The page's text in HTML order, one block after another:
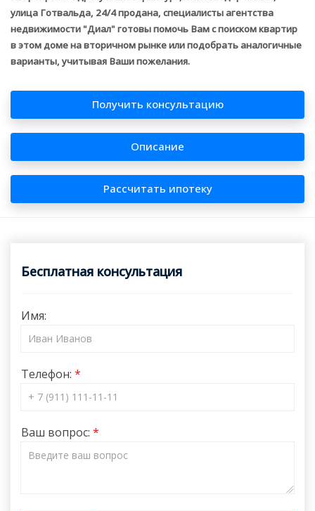
улица Готвальда, 24/4 продана, специалисты агентства
недвижимости "Диал" готовы помочь Вам с поиском квартир
в этом доме на вторичном рынке или подобрать аналогичные
варианты, учитывая Ваши пожелания.
Получить консультацию
Описание
Рассчитать ипотеку
Бесплатная консультация
Имя:
Телефон:
Ваш вопрос: